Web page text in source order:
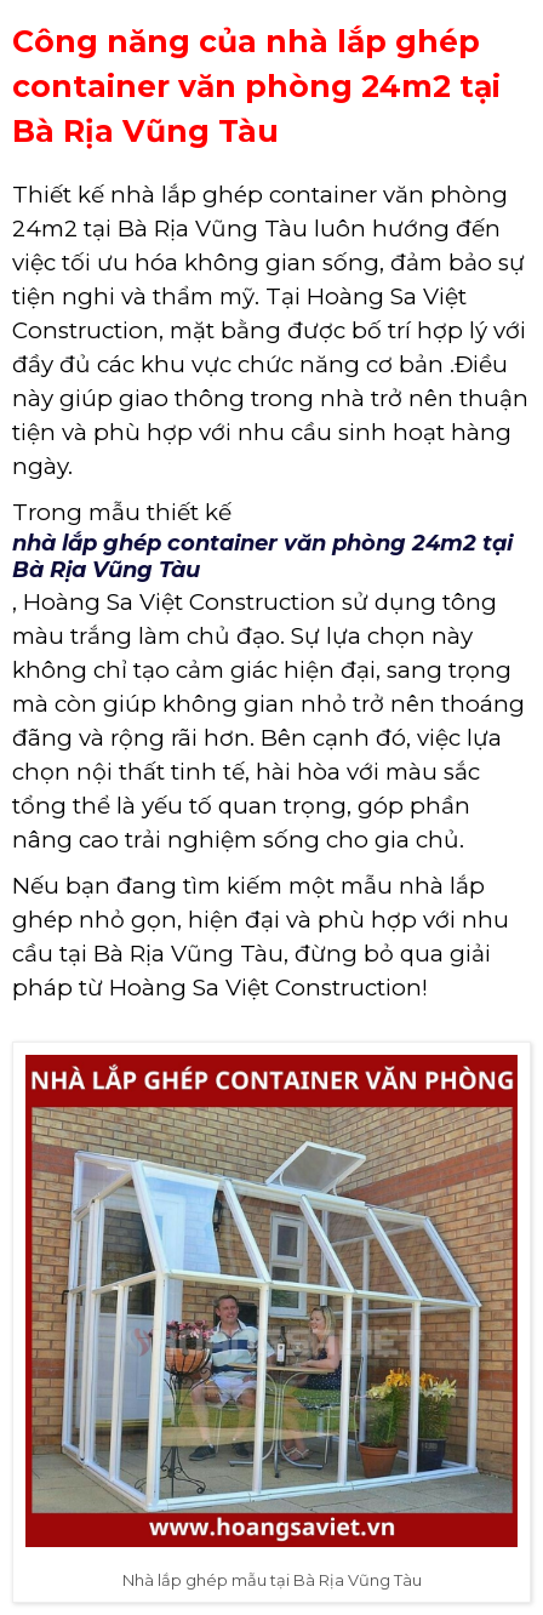
Công năng của nhà lắp ghép
container văn phòng 24m2 tại
Bà Rịa Vũng Tàu
Thiết kế nhà lắp ghép container văn phòng
24m2 tại Bà Rịa Vũng Tàu luôn hướng đến
việc tối ưu hóa không gian sống, đảm bảo sự
tiện nghi và thẩm mỹ. Tại Hoàng Sa Việt
Construction, mặt bằng được bố trí hợp lý với
đầy đủ các khu vực chức năng cơ bản .Điều
này giúp giao thông trong nhà trở nên thuận
tiện và phù hợp với nhu cầu sinh hoạt hàng
ngày.
Trong mẫu thiết kế
nhà lắp ghép container văn phòng 24m2 tại
Bà Rịa Vũng Tàu
, Hoàng Sa Việt Construction sử dụng tông
màu trắng làm chủ đạo. Sự lựa chọn này
không chỉ tạo cảm giác hiện đại, sang trọng
mà còn giúp không gian nhỏ trở nên thoáng
đãng và rộng rãi hơn. Bên cạnh đó, việc lựa
chọn nội thất tinh tế, hài hòa với màu sắc
tổng thể là yếu tố quan trọng, góp phần
nâng cao trải nghiệm sống cho gia chủ.
Nếu bạn đang tìm kiếm một mẫu nhà lắp
ghép nhỏ gọn, hiện đại và phù hợp với nhu
cầu tại Bà Rịa Vũng Tàu, đừng bỏ qua giải
pháp từ Hoàng Sa Việt Construction!
Nhà lắp ghép mẫu tại Bà Rịa Vũng Tàu